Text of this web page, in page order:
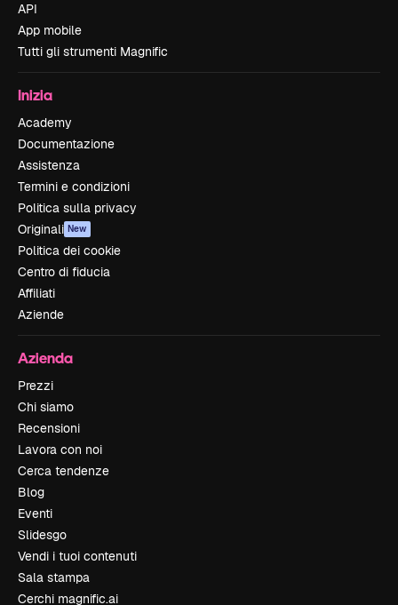
API
App mobile
Tutti gli strumenti Magnific
Inizia
Academy
Documentazione
Assistenza
Termini e condizioni
Politica sulla privacy
Originali New
Politica dei cookie
Centro di fiducia
Affiliati
Aziende
Azienda
Prezzi
Chi siamo
Recensioni
Lavora con noi
Cerca tendenze
Blog
Eventi
Slidesgo
Vendi i tuoi contenuti
Sala stampa
Cerchi magnific.ai